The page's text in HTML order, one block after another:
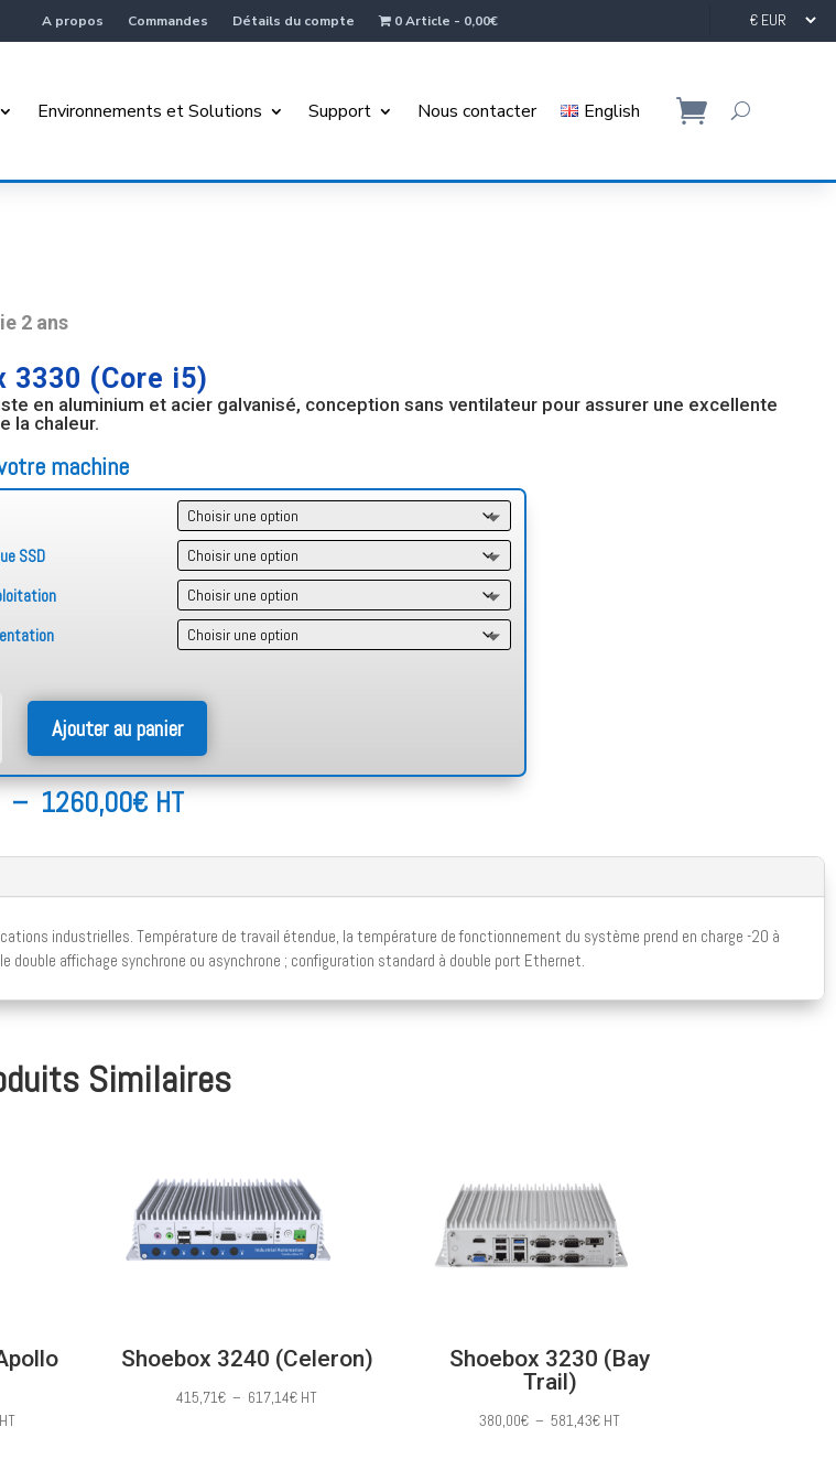
A propos Commandes Détails du compte 0 Article 0,00€
Environnements et Solutions Support Nous contacter English
2 ans
3330 (Core i5)
en aluminium et acier galvanisé, conception sans ventilateur pour assurer une excellente
la chaleur.
machine
SSD
Ajouter au panier
– 1260,00€Plage
prix :
1058,57€
1260,00€
HT
industrielles. Température de travail étendue, la température de fonctionnement du système prend en charge -20 à
affichage synchrone ou asynchrone ; configuration standard à double port Ethernet.
Similaires
HT
Shoebox 3240 (Celeron)
415,71€ – 617,14€Plage
HT
Shoebox 3230 (Bay
Trail)
380,00€ – 581,43€Plage
HT